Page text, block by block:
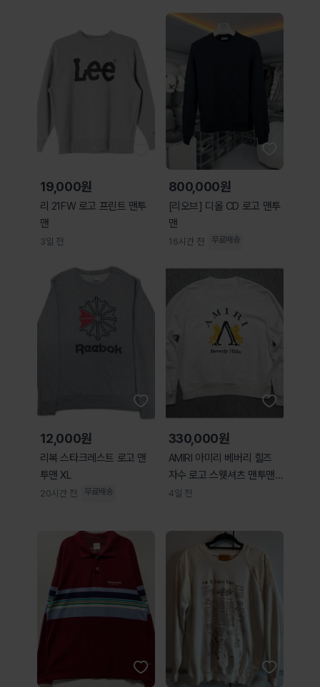
19,000원
리 21FW 로고 프린트 맨투
맨
3일 전
800,000원
[리오브] 디올 CD 로고 맨투
맨
16시간 전 무료배송
12,000원
리복 스타크레스트 로고 맨
투맨 XL
20시간 전 무료배송
330,000원
AMIRI 아미리 베버리 힐즈
자수 로고 스웻셔츠 맨투맨
XL
4일 전